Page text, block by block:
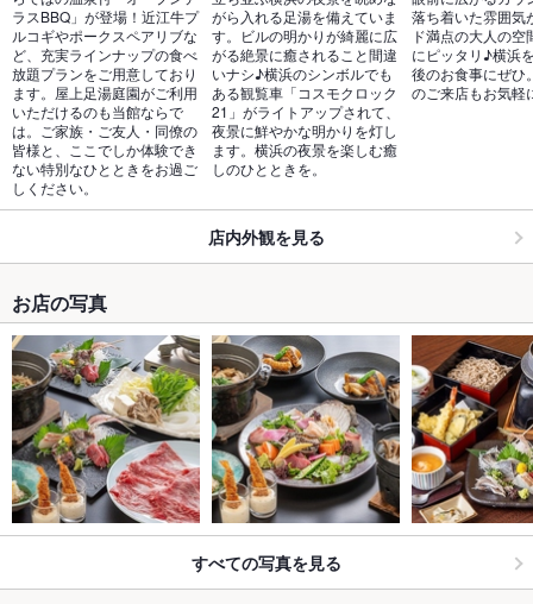
ラスBBQ」が登場！近江牛プ
ルコギやポークスペアリブな
ど、充実ラインナップの食べ
放題プランをご用意しており
ます。屋上足湯庭園がご利用
いただけるのも当館ならで
は。ご家族・ご友人・同僚の
皆様と、ここでしか体験でき
ない特別なひとときをお過ご
しください。
がら入れる足湯を備えていま
す。ビルの明かりが綺麗に広
がる絶景に癒されること間違
いナシ♪横浜のシンボルでも
ある観覧車「コスモクロック
21」がライトアップされて、
夜景に鮮やかな明かりを灯し
ます。横浜の夜景を楽しむ癒
しのひとときを。
落ち着いた雰囲気
ド満点の大人の空
にピッタリ♪横浜
後のお食事にぜひ
のご来店もお気軽
店内外観を見る
お店の写真
すべての写真を見る